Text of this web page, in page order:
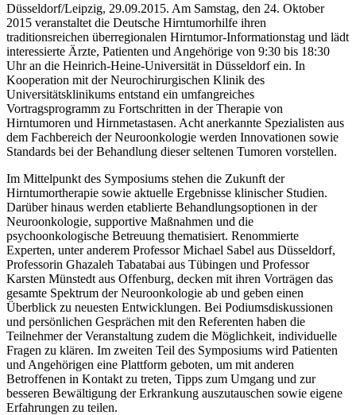
Düsseldorf/Leipzig, 29.09.2015. Am Samstag, den 24. Oktober
2015 veranstaltet die Deutsche Hirntumorhilfe ihren
traditionsreichen überregionalen Hirntumor-Informationstag und lädt
interessierte Ärzte, Patienten und Angehörige von 9:30 bis 18:30
Uhr an die Heinrich-Heine-Universität in Düsseldorf ein. In
Kooperation mit der Neurochirurgischen Klinik des
Universitätsklinikums entstand ein umfangreiches
Vortragsprogramm zu Fortschritten in der Therapie von
Hirntumoren und Hirnmetastasen. Acht anerkannte Spezialisten aus
dem Fachbereich der Neuroonkologie werden Innovationen sowie
Standards bei der Behandlung dieser seltenen Tumoren vorstellen.
Im Mittelpunkt des Symposiums stehen die Zukunft der
Hirntumortherapie sowie aktuelle Ergebnisse klinischer Studien.
Darüber hinaus werden etablierte Behandlungsoptionen in der
Neuroonkologie, supportive Maßnahmen und die
psychoonkologische Betreuung thematisiert. Renommierte
Experten, unter anderem Professor Michael Sabel aus Düsseldorf,
Professorin Ghazaleh Tabatabai aus Tübingen und Professor
Karsten Münstedt aus Offenburg, decken mit ihren Vorträgen das
gesamte Spektrum der Neuroonkologie ab und geben einen
Überblick zu neuesten Entwicklungen. Bei Podiumsdiskussionen
und persönlichen Gesprächen mit den Referenten haben die
Teilnehmer der Veranstaltung zudem die Möglichkeit, individuelle
Fragen zu klären. Im zweiten Teil des Symposiums wird Patienten
und Angehörigen eine Plattform geboten, um mit anderen
Betroffenen in Kontakt zu treten, Tipps zum Umgang und zur
besseren Bewältigung der Erkrankung auszutauschen sowie eigene
Erfahrungen zu teilen.